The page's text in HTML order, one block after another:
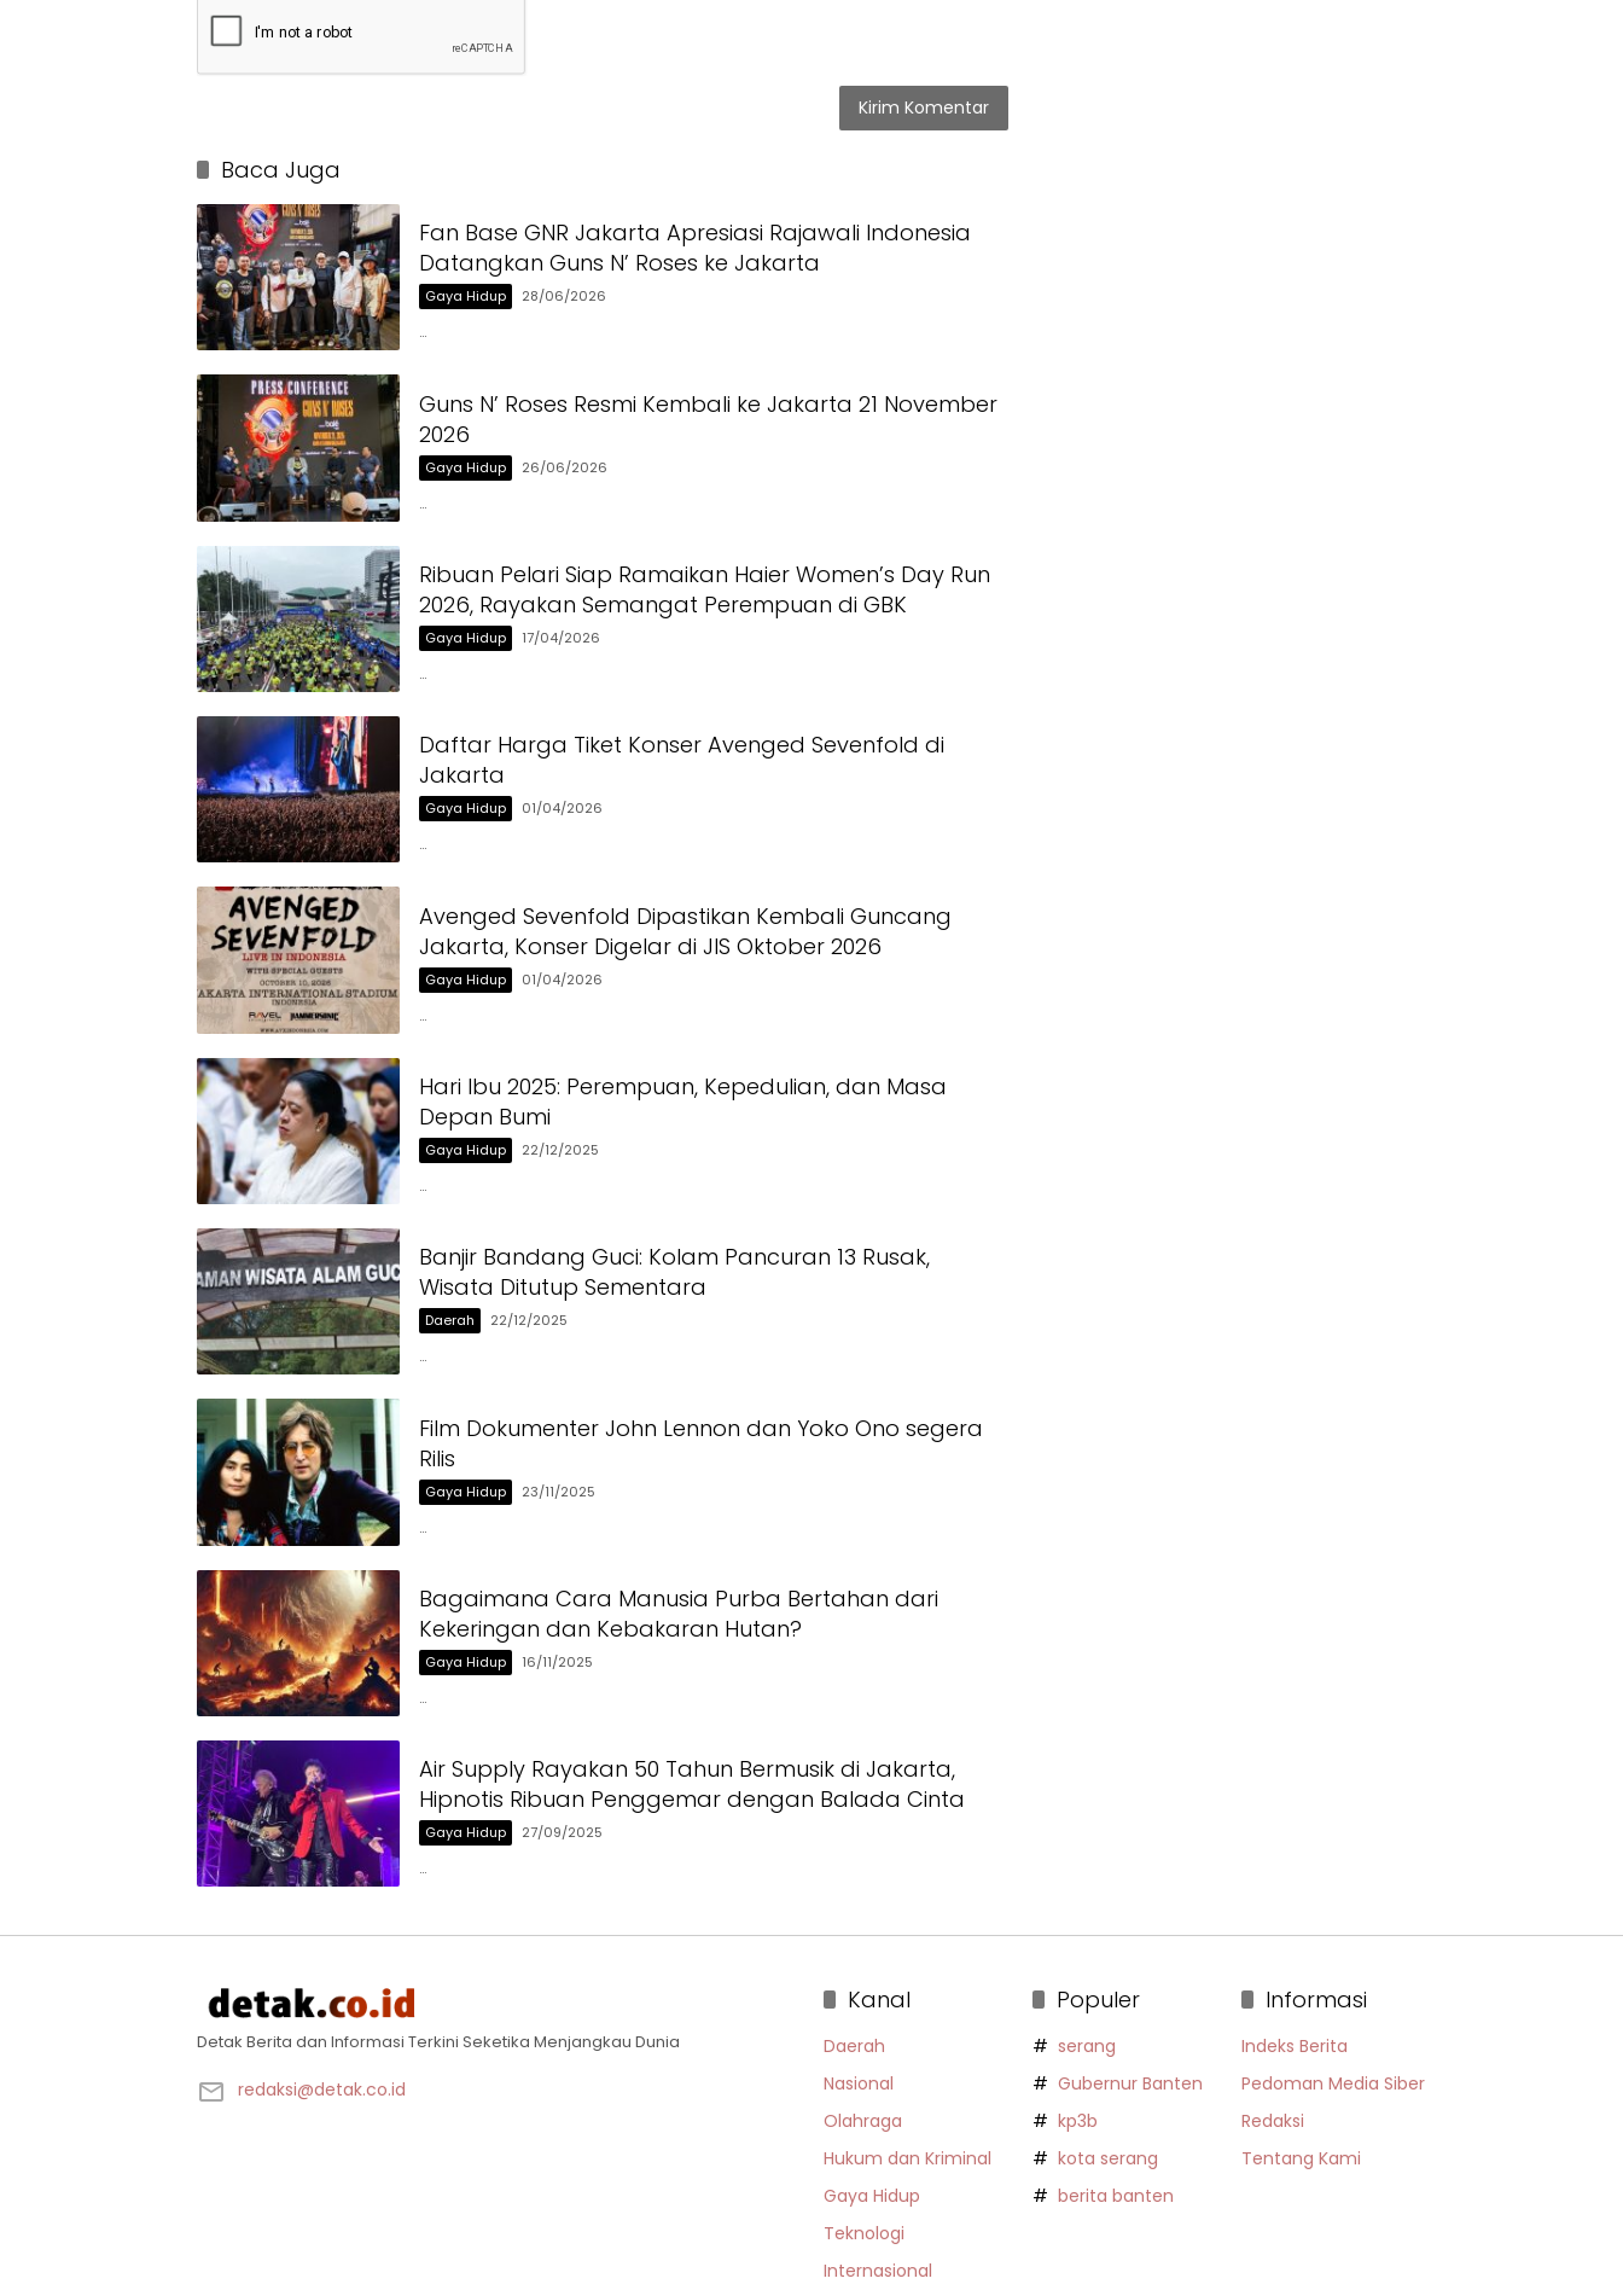
Baca Juga
Fan Base GNR Jakarta Apresiasi Rajawali Indonesia
Datangkan Guns N’ Roses ke Jakarta
Gaya Hidup 28/06/2026
…
Guns N’ Roses Resmi Kembali ke Jakarta 21 November
2026
Gaya Hidup 26/06/2026
…
Ribuan Pelari Siap Ramaikan Haier Women’s Day Run
2026, Rayakan Semangat Perempuan di GBK
Gaya Hidup 17/04/2026
…
Daftar Harga Tiket Konser Avenged Sevenfold di
Jakarta
Gaya Hidup 01/04/2026
…
Avenged Sevenfold Dipastikan Kembali Guncang
Jakarta, Konser Digelar di JIS Oktober 2026
Gaya Hidup 01/04/2026
…
Hari Ibu 2025: Perempuan, Kepedulian, dan Masa
Depan Bumi
Gaya Hidup 22/12/2025
…
Banjir Bandang Guci: Kolam Pancuran 13 Rusak,
Wisata Ditutup Sementara
Daerah 22/12/2025
…
Film Dokumenter John Lennon dan Yoko Ono segera
Rilis
Gaya Hidup 23/11/2025
…
Bagaimana Cara Manusia Purba Bertahan dari
Kekeringan dan Kebakaran Hutan?
Gaya Hidup 16/11/2025
…
Air Supply Rayakan 50 Tahun Bermusik di Jakarta,
Hipnotis Ribuan Penggemar dengan Balada Cinta
Gaya Hidup 27/09/2025
…
Detak Berita dan Informasi Terkini Seketika Menjangkau Dunia
redaksi@detak.co.id
Kanal
Daerah
Nasional
Olahraga
Hukum dan Kriminal
Gaya Hidup
Teknologi
Internasional
Populer
serang
Gubernur Banten
kp3b
kota serang
berita banten
Informasi
Indeks Berita
Pedoman Media Siber
Redaksi
Tentang Kami